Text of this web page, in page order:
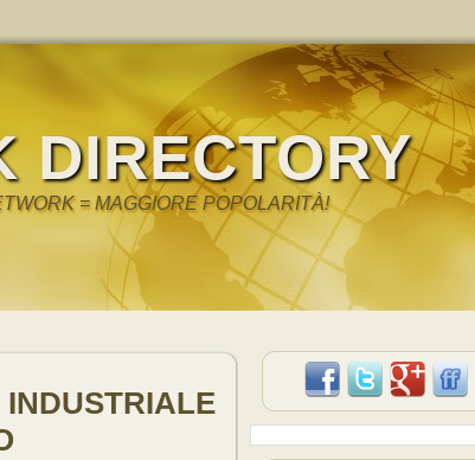
DIRECTORY
= MAGGIORE POPOLARITÀ!